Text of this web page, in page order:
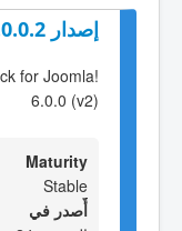
إصدار 6.0.0.2
for Joomla!
6.0.0 (v2)
Maturity
Stable
أٌصدر في